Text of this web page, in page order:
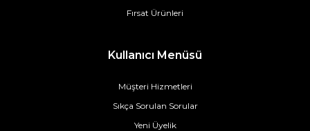
Fırsat Ürünleri
Kullanıcı Menüsü
Müşteri Hizmetleri
Sıkça Sorulan Sorular
Yeni Üyelik